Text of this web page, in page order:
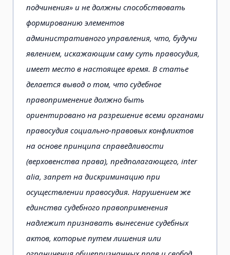
подчинения» и не должны способствовать
формированию элементов
административного управления, что, будучи
явлением, искажающим саму суть правосудия,
имеет место в настоящее время. В статье
делается вывод о том, что судебное
правоприменение должно быть
ориентировано на разрешение всеми органами
правосудия социально-правовых конфликтов
на основе принципа справедливости
(верховенства права), предполагающего, inter
alia, запрет на дискриминацию при
осуществлении правосудия. Нарушением же
единства судебного правоприменения
надлежит признавать вынесение судебных
актов, которые путем лишения или